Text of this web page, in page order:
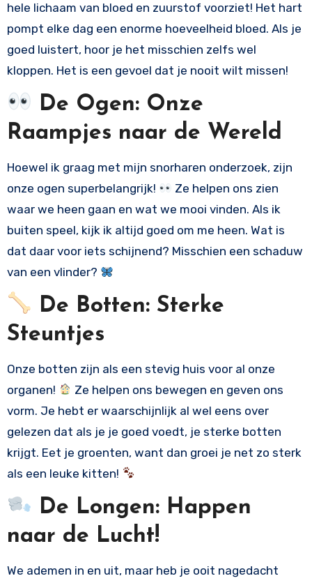
hele lichaam van bloed en zuurstof voorziet! Het hart
pompt elke dag een enorme hoeveelheid bloed. Als je
goed luistert, hoor je het misschien zelfs wel
kloppen. Het is een gevoel dat je nooit wilt missen!
De Ogen: Onze
Raampjes naar de Wereld
Hoewel ik graag met mijn snorharen onderzoek, zijn
onze ogen superbelangrijk!
Ze helpen ons zien
waar we heen gaan en wat we mooi vinden. Als ik
buiten speel, kijk ik altijd goed om me heen. Wat is
dat daar voor iets schijnend? Misschien een schaduw
van een vlinder?
De Botten: Sterke
Steuntjes
Onze botten zijn als een stevig huis voor al onze
organen!
Ze helpen ons bewegen en geven ons
vorm. Je hebt er waarschijnlijk al wel eens over
gelezen dat als je je goed voedt, je sterke botten
krijgt. Eet je groenten, want dan groei je net zo sterk
als een leuke kitten!
De Longen: Happen
naar de Lucht!
We ademen in en uit, maar heb je ooit nagedacht